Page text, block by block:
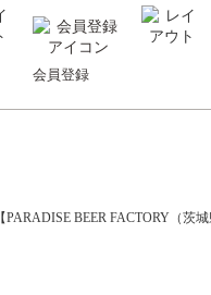
会員登録
【PARADISE BEER FACTORY（